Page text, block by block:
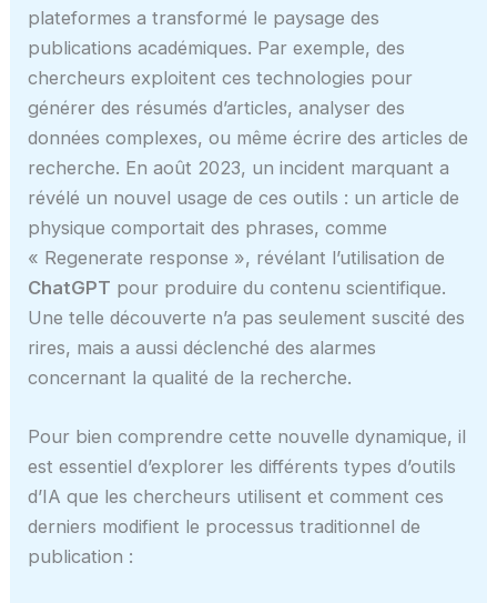
plateformes a transformé le paysage des
publications académiques. Par exemple, des
chercheurs exploitent ces technologies pour
générer des résumés d’articles, analyser des
données complexes, ou même écrire des articles de
recherche. En août 2023, un incident marquant a
révélé un nouvel usage de ces outils : un article de
physique comportait des phrases, comme
« Regenerate response », révélant l’utilisation de
ChatGPT pour produire du contenu scientifique.
Une telle découverte n’a pas seulement suscité des
rires, mais a aussi déclenché des alarmes
concernant la qualité de la recherche.
Pour bien comprendre cette nouvelle dynamique, il
est essentiel d’explorer les différents types d’outils
d’IA que les chercheurs utilisent et comment ces
derniers modifient le processus traditionnel de
publication :